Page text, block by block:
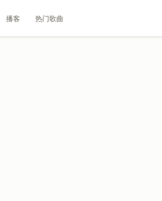
播客 热门歌曲